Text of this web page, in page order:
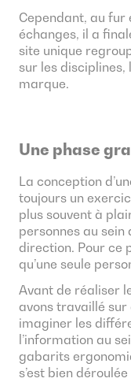
Cependant, au
échanges, il a
site unique
sur les
marque.
Une phase
La conception
toujours un
plus souvent à
personnes au sein
direction. Pour ce
qu’une seule
Avant de réaliser
avons travaillé
imaginer les
l’information au
gabarits
s’est bien